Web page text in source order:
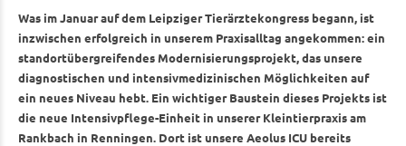
Was im Januar auf dem Leipziger Tierärztekongress begann, ist
inzwischen erfolgreich in unserem Praxisalltag angekommen: ein
standortübergreifendes Modernisierungsprojekt, das unsere
diagnostischen und intensivmedizinischen Möglichkeiten auf
ein neues Niveau hebt. Ein wichtiger Baustein dieses Projekts ist
die neue Intensivpflege-Einheit in unserer Kleintierpraxis am
Rankbach in Renningen. Dort ist unsere Aeolus ICU bereits